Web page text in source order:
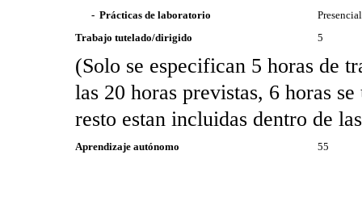
- Prácticas de laboratorio
Trabajo tutelado/dirigido
5
(Solo se especifican 5 horas de
las 20 horas previstas, 6 horas
resto estan incluidas dentro de
Aprendizaje autónomo 55